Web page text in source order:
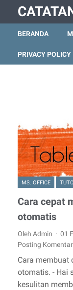
BERANDA
PRIVACY POLICY
MS. OFFICE
Cara cepat
otomatis
Oleh Admin
01
Posting Komentar
Cara membuat
otomatis. - Hai
kesulitan